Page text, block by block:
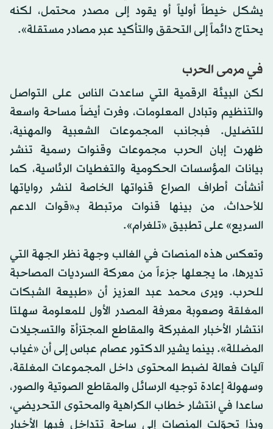
يشكل خيطاً أولياً أو يقود إلى مصدر محتمل، لكنه
يحتاج دائماً إلى التحقق والتأكيد عبر مصادر مستقلة».
في مرمى الحرب
لكن البيئة الرقمية التي ساعدت الناس على التواصل
والتنظيم وتبادل المعلومات، وفرت أيضاً مساحة واسعة
للتضليل. فبجانب المجموعات الشعبية والمهنية،
ظهرت إبان الحرب مجموعات وقنوات رسمية تنشر
بيانات المؤسسات الحكومية والتغطيات الرئاسية، كما
أنشأت أطراف الصراع قنواتها الخاصة لنشر رواياتها
للأحداث، من بينها قنوات مرتبطة بـ«قوات الدعم
السريع» على تطبيق «تلغرام».
وتعكس هذه المنصات في الغالب وجهة نظر الجهة التي
تديرها، ما يجعلها جزءاً من معركة السرديات المصاحبة
للحرب. ويرى محمد عبد العزيز أن «طبيعة الشبكات
المغلقة وصعوبة معرفة المصدر الأول للمعلومة سهلتا
انتشار الأخبار المفبركة والمقاطع المجتزأة والتسجيلات
المضللة». بينما يشير الدكتور عصام عباس إلى أن «غياب
آليات فعالة لضبط المحتوى داخل المجموعات المغلقة،
وسهولة إعادة توجيه الرسائل والمقاطع الصوتية والصور،
ساعدا في انتشار خطاب الكراهية والمحتوى التحريضي،
وبذا تحوّلت المنصات إلى ساحة تتداخل فيها الأخبار